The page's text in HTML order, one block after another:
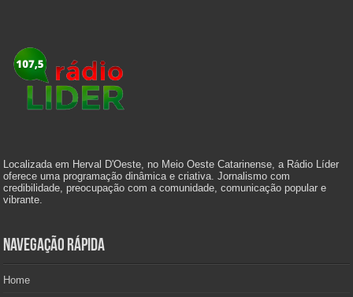
Localizada em Herval D'Oeste, no Meio Oeste Catarinense, a Rádio Líder
oferece uma programação dinâmica e criativa. Jornalismo com
credibilidade, preocupação com a comunidade, comunicação popular e
vibrante.
Navegação Rápida
Home